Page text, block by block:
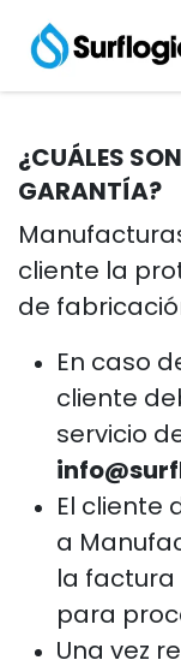
¿CUÁLES
GARANTÍA?
cliente la
de
En caso
cliente
servicio
El cliente
a
la factura
para
Una vez